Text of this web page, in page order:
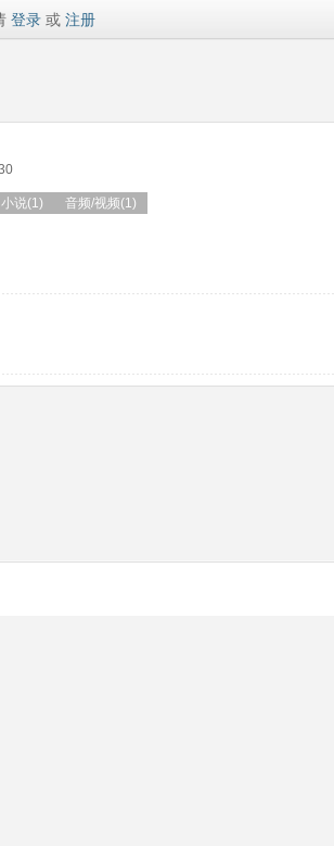
登录 或 注册
小说(1) 音频/视频(1)